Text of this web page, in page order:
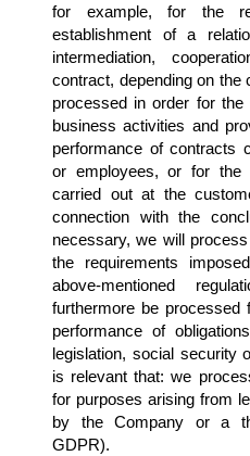
for example, for the
establishment of a
intermediation,
contract, depending on the
processed in order for
business activities and
performance of contracts
or employees, or for the
carried out at the
connection with the
necessary, we will
the requirements
above-mentioned
furthermore be
performance of
legislation, social security
is relevant that: we
for purposes arising from
by the Company or a
GDPR).